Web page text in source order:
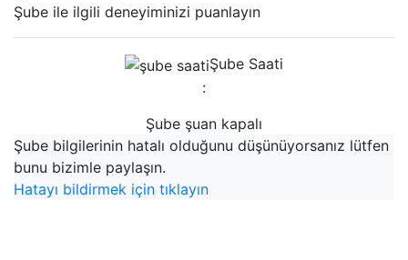
Şube ile ilgili deneyiminizi puanlayın
Şube Saati
:
Şube şuan kapalı
Şube bilgilerinin hatalı olduğunu düşünüyorsanız lütfen
bunu bizimle paylaşın.
Hatayı bildirmek için tıklayın